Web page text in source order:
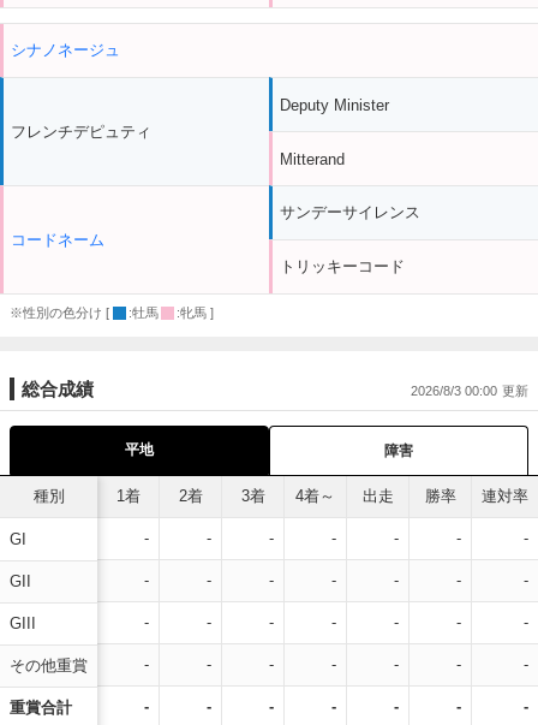
シナノネージュ
フレンチデピュティ
コードネーム
Deputy Minister
Mitterand
サンデーサイレンス
トリッキーコード
※性別の色分け [ :牡馬 :牝馬 ]
総合成績 2026/8/3 00:00
平地 障害
種別
GI
GII
GIII
その他重賞
重賞合計
1着 2着 3着 4着～ 出走 勝率 連対率
- - - - - - -
- - - - - - -
- - - - - - -
- - - - - - -
- - - - - - -